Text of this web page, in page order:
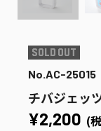
No.AC-25015
チバジェッ
¥2,200 (